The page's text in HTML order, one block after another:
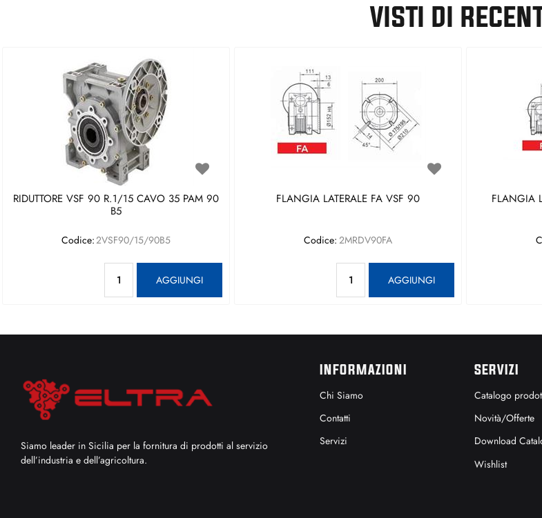
VISTI DI
RIDUTTORE VSF 90 R.1/15 CAVO 35 PAM 90
B5
Codice:2VSF90/15/90B5
AGGIUNGI
FLANGIA LATERALE FA VSF 90
Codice: 2MRDV90FA
AGGIUNGI
FLANGIA
Siamo leader in Sicilia per la fornitura di prodotti al servizio
dell’industria e dell’agricoltura.
INFORMAZIONI
Chi Siamo
Contatti
Servizi
SERVIZI
Catalogo
Novità/Offerte
Download
Wishlist